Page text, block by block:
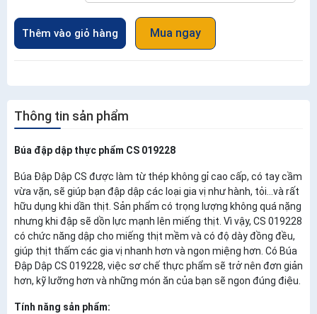
Thêm vào giỏ hàng Mua ngay
Thông tin sản phẩm
Búa đập dập thực phẩm CS 019228
Búa Đập Dập CS được làm từ thép không gỉ cao cấp, có tay cầm
vừa vặn, sẽ giúp bạn đập dập các loại gia vị như hành, tỏi...và rất
hữu dụng khi dần thịt. Sản phẩm có trọng lượng không quá nặng
nhưng khi đập sẽ dồn lực mạnh lên miếng thịt. Vì vậy, CS 019228
có chức năng dập cho miếng thịt mềm và có độ dày đồng đều,
giúp thịt thấm các gia vị nhanh hơn và ngon miệng hơn. Có Búa
Đập Dập CS 019228, việc sơ chế thực phẩm sẽ trở nên đơn giản
hơn, kỹ lưỡng hơn và những món ăn của bạn sẽ ngon đúng điệu.
Tính năng sản phẩm: